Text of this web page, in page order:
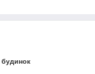
будинок